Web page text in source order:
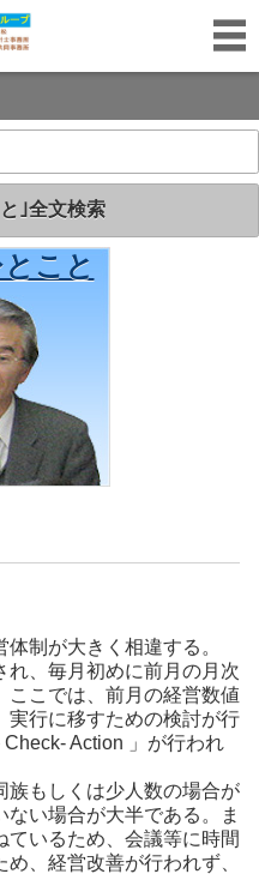
｣全文検索
こと
制が大きく相違する。
れ、毎月初めに前月の月次
ここでは、前月の経営数値
実行に移すための検討が行
Check- Action 」が行われ
族もしくは少人数の場合が
い場合が大半である。ま
ているため、会議等に時間
、経営改善が行われず、